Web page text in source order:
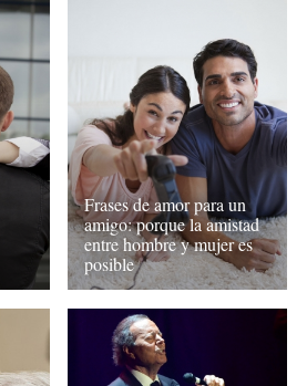
Frases de amor para un
amigo: porque la amistad
entre hombre y mujer es
posible